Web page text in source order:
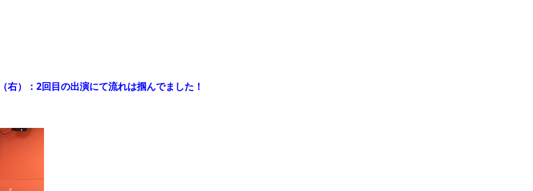
右）：2回目の出演にて流れは掴んでました！